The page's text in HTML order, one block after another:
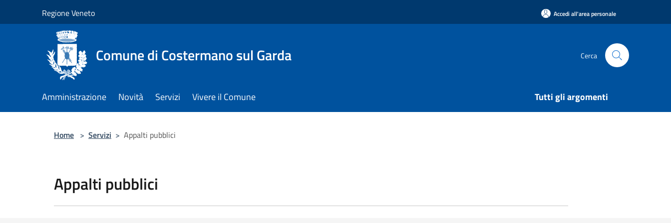
Regione Veneto Accedi all'area personale
Comune di Costermano sul Garda Cerca
Amministrazione Novità Servizi Vivere il Comune Tutti gli argomenti
Home > Servizi > Appalti pubblici
Appalti pubblici